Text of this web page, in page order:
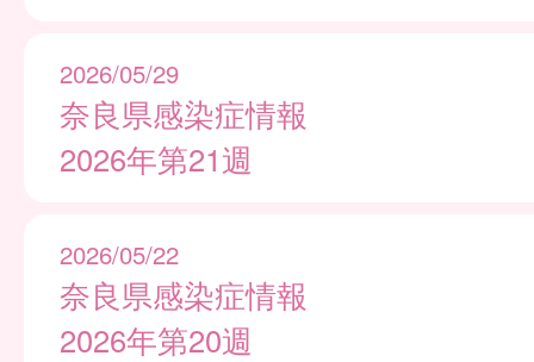
2026/05/29
奈良県感染症情報
2026年第21週
2026/05/22
奈良県感染症情報
2026年第20週